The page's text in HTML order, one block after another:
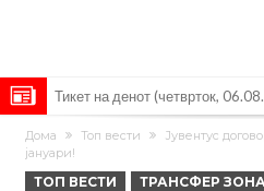
Тикет на денот (четврток,
Барселона очекува понуди за
Винисиус ги избриша сите
Дома Топ вести
Јувентус
јануари!
ТОП ВЕСТИ ТРАНСФЕР ЗОНА